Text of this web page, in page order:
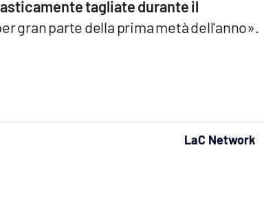
tagliate durante il
gran parte della prima metà dell'anno».
LaC Network